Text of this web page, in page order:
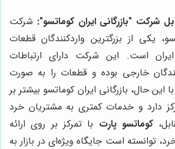
شرکت "بازرگانی ایران کوماتسو": شرکت
یکی از بزرگترین واردکنندگان قطعات
است. این شرکت دارای ارتباطات
خارجی بوده و قطعات را به صورت
این حال، بازرگانی ایران کوماتسو بیشتر بر
دارد و خدمات کمتری به مشتریان خرد
کوماتسو پارت با تمرکز بر روی ارائه
توانسته است جایگاه ویژه‌ای در بازار به